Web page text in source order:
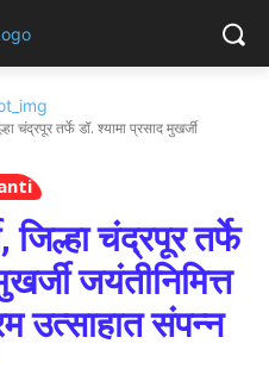
चंद्रपूर तर्फे डॉ. श्यामा प्रसाद मुखर्जी
जिल्हा चंद्रपूर तर्फे
जयंतीनिमित्त
उत्साहात संपन्न